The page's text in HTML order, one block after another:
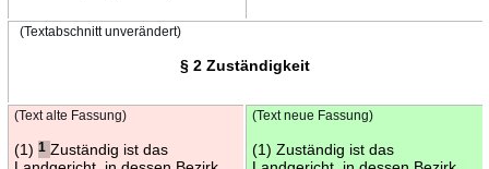
(Textabschnitt unverändert)
§ 2 Zuständigkeit
(Text alte Fassung)
(1) 1 Zuständig ist das
(Text neue Fassung)
(1) Zuständig ist das